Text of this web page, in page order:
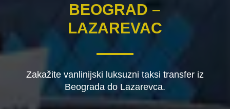
BEOGRAD –
LAZAREVAC
Zakažite vanlinijski luksuzni taksi transfer iz
Beograda do Lazarevca.